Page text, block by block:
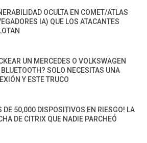
OCULTA EN COMET/ATLAS
IA) QUE LOS ATACANTES
UN MERCEDES O VOLKSWAGEN
BLUETOOTH? SOLO NECESITAS UNA
Y ESTE TRUCO
DE 50,000 DISPOSITIVOS EN RIESGO! LA
DE CITRIX QUE NADIE PARCHEÓ